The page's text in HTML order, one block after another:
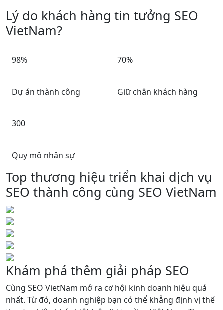
Lý do khách hàng tin tưởng SEO
VietNam?
98%
Dự án thành công
70%
Giữ chân khách hàng
300
Quy mô nhân sự
Top thương hiệu triển khai dịch vụ
SEO thành công cùng SEO VietNam
Khám phá thêm giải pháp SEO
Cùng SEO VietNam mở ra cơ hội kinh doanh hiệu quả
nhất. Từ đó, doanh nghiệp bạn có thể khẳng định vị thế